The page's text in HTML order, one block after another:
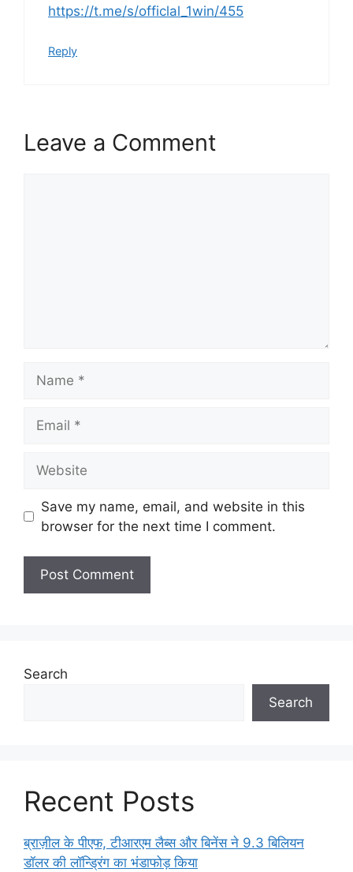
https://t.me/s/officlal_1win/455
Reply
Leave a Comment
Save my name, email, and website in this
browser for the next time I comment.
Search
Search
Recent Posts
ब्राज़ील के पीएफ, टीआरएम लैब्स और बिनेंस ने 9.3 बिलियन
डॉलर की लॉन्ड्रिंग का भंडाफोड़ किया